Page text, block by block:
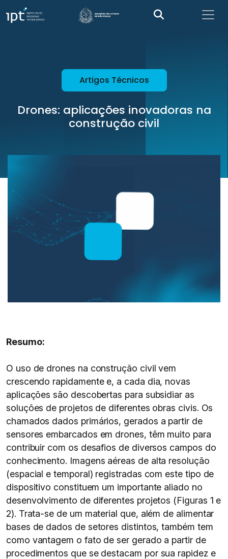
Artigos Técnicos
Drones: aplicações inovadoras na
construção civil
Resumo:
O uso de drones na construção civil vem
crescendo rapidamente e, a cada dia, novas
aplicações são descobertas para subsidiar as
soluções de projetos de diferentes obras civis. Os
chamados dados primários, gerados a partir de
sensores embarcados em drones, têm muito para
contribuir com os desafios de diversos campos do
conhecimento. Imagens aéreas de alta resolução
(espacial e temporal) registradas com este tipo de
dispositivo constituem um importante aliado no
desenvolvimento de diferentes projetos (Figuras 1 e
2). Trata-se de um material que, além de alimentar
bases de dados de setores distintos, também tem
como vantagem o fato de ser gerado a partir de
procedimentos que se destacam por sua rapidez e